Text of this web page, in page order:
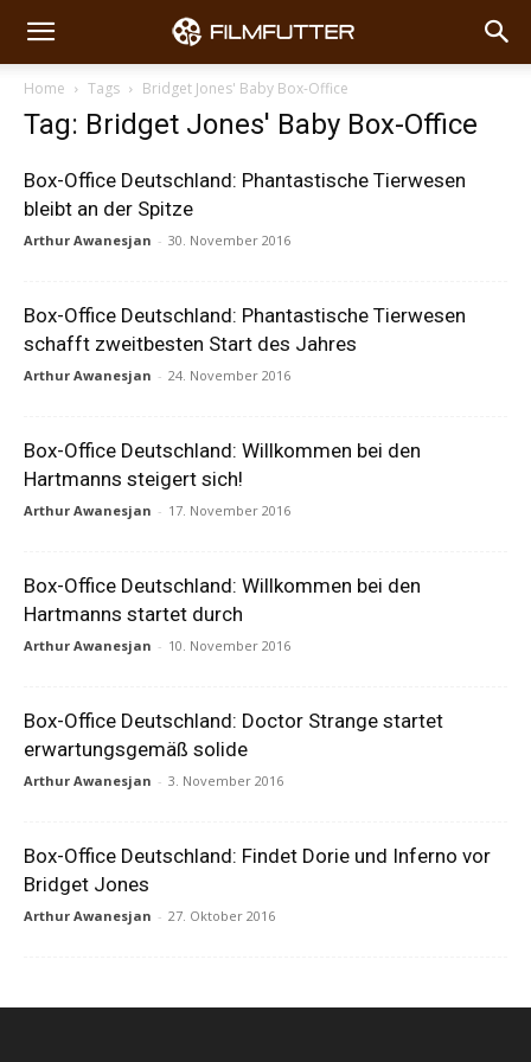
Home Tags Bridget Jones' Baby Box-Office
Tag: Bridget Jones' Baby Box-Office
Box-Office Deutschland: Phantastische Tierwesen
bleibt an der Spitze
Arthur Awanesjan - 30. November 2016
Box-Office Deutschland: Phantastische Tierwesen
schafft zweitbesten Start des Jahres
Arthur Awanesjan - 24. November 2016
Box-Office Deutschland: Willkommen bei den
Hartmanns steigert sich!
Arthur Awanesjan - 17. November 2016
Box-Office Deutschland: Willkommen bei den
Hartmanns startet durch
Arthur Awanesjan - 10. November 2016
Box-Office Deutschland: Doctor Strange startet
erwartungsgemäß solide
Arthur Awanesjan - 3. November 2016
Box-Office Deutschland: Findet Dorie und Inferno vor
Bridget Jones
Arthur Awanesjan - 27. Oktober 2016